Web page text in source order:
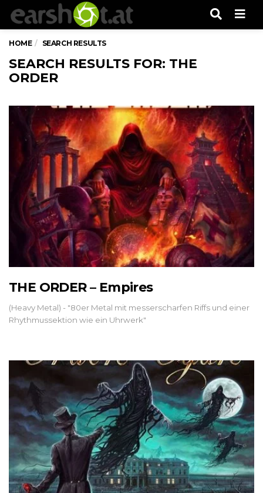
HOME SEARCH RESULTS
SEARCH RESULTS FOR: THE
ORDER
THE ORDER – Empires
(Heavy Metal) - "80er Metal mit messerscharfen Riffs und einer
Rhythmussektion wie ein Uhrwerk"